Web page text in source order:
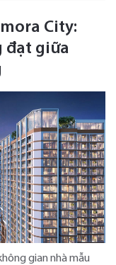
City:
đạt giữa
gian nhà mẫu